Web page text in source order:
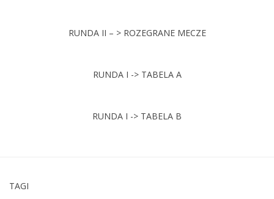
RUNDA II – > ROZEGRANE MECZE
RUNDA I -> TABELA A
RUNDA I -> TABELA B
TAGI